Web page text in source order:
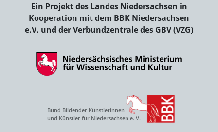
Ein Projekt des Landes Niedersachsen in
Kooperation mit dem BBK Niedersachsen
e.V. und der Verbundzentrale des GBV (VZG)
Bund Bildender Künstlerinnen
und Künstler für Niedersachsen e. V.